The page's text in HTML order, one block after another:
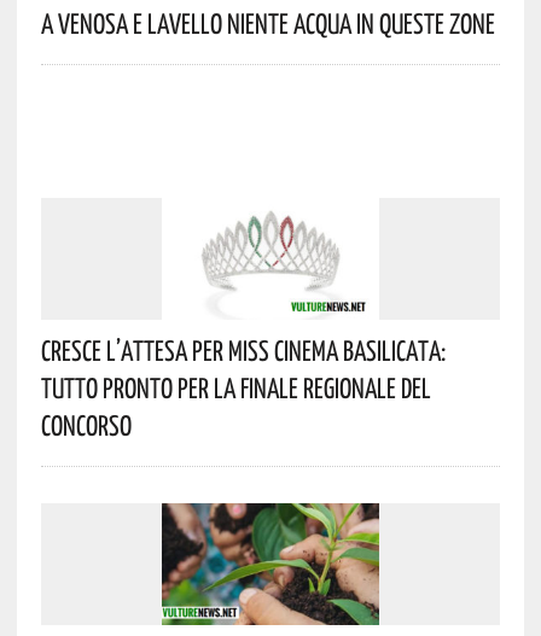
A Venosa E Lavello Niente Acqua In Queste Zone
Cresce L’attesa Per Miss Cinema Basilicata:
Tutto Pronto Per La Finale Regionale Del
Concorso